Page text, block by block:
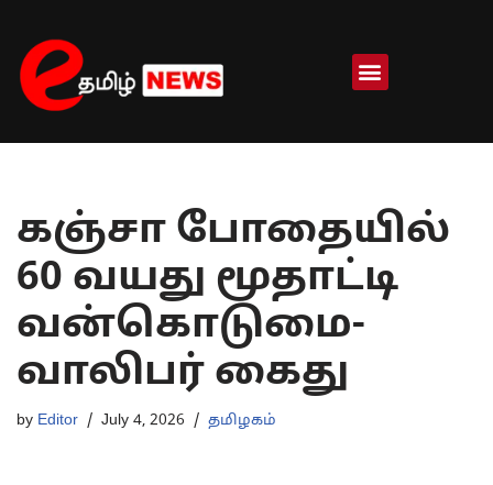
Skip
to
content
கஞ்சா போதையில்
60 வயது மூதாட்டி
வன்கொடுமை-
வாலிபர் கைது
by Editor July 4, 2026 தமிழகம்